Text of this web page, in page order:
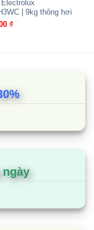
| 9kg thông hơi
₫
ngày